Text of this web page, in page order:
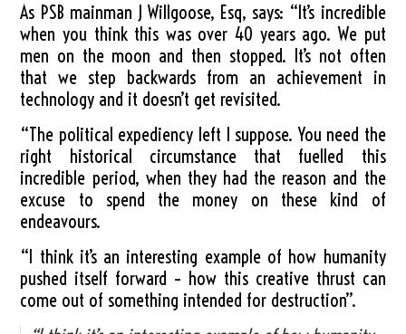
As PSB mainman J Willgoose, Esq, says: “It’s incredible
when you think this was over 40 years ago. We put
men on the moon and then stopped. It’s not often
that we step backwards from an achievement in
technology and it doesn’t get revisited.
“The political expediency left I suppose. You need the
right historical circumstance that fuelled this
incredible period, when they had the reason and the
excuse to spend the money on these kind of
endeavours.
“I think it’s an interesting example of how humanity
pushed itself forward – how this creative thrust can
come out of something intended for destruction”.